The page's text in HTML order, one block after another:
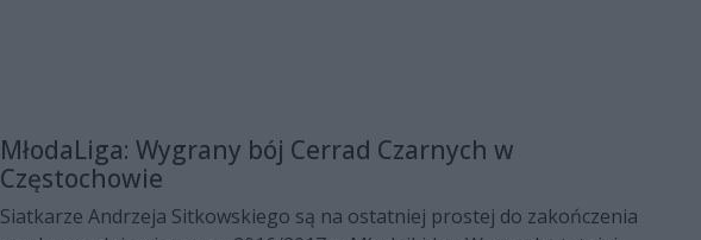
MłodaLiga: Wygrany bój Cerrad Czarnych w
Częstochowie
Siatkarze Andrzeja Sitkowskiego są na ostatniej prostej do zakończenia